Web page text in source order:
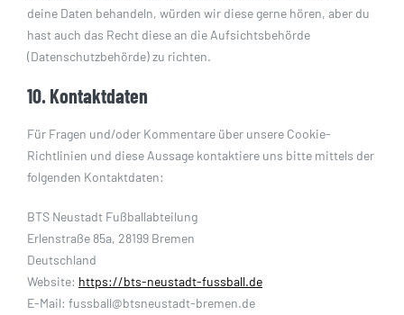
deine Daten behandeln, würden wir diese gerne hören, aber du
hast auch das Recht diese an die Aufsichtsbehörde
(Datenschutzbehörde) zu richten.
10. Kontaktdaten
Für Fragen und/oder Kommentare über unsere Cookie-
Richtlinien und diese Aussage kontaktiere uns bitte mittels der
folgenden Kontaktdaten:
BTS Neustadt Fußballabteilung
Erlenstraße 85a, 28199 Bremen
Deutschland
Website: https://bts-neustadt-fussball.de
E-Mail: fussball@btsneustadt-bremen.de